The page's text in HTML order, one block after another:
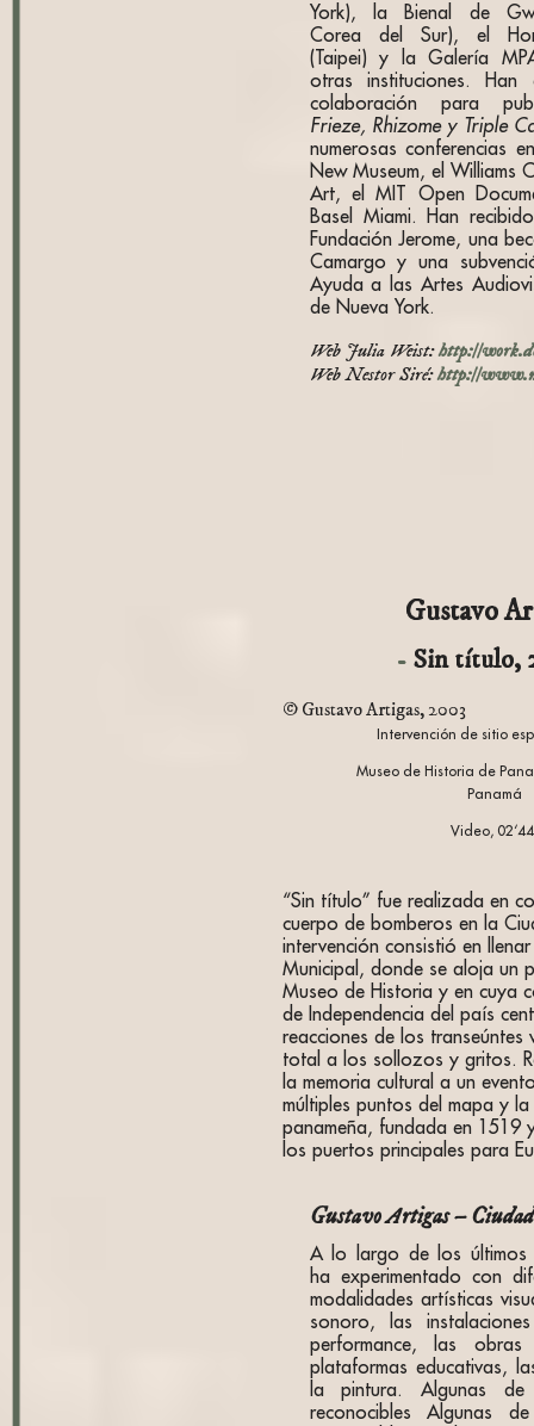
York), la Bienal de
Corea del Sur), el
(Taipei) y la Galería
otras instituciones. Han
colaboración para
Frieze, Rhizome y Triple
numerosas conferencias
New Museum, el Williams
Art, el MIT Open
Basel Miami. Han
Fundación Jerome, una
Camargo y una
Ayuda a las Artes
de Nueva York.
Web Julia Weist:http://
Web Nestor Siré:http://
Gustavo
Sin título,
© Gustavo Artigas, 2003
Intervención de sitio
Museo de Historia de
Panamá
Video,
“Sin título” fue realizada en
cuerpo de bomberos en la
intervención consistió en
Municipal, donde se aloja un
Museo de Historia y en cuya
de Independencia del país
reacciones de los transeúntes
total a los sollozos y gritos.
la memoria cultural a un
múltiples puntos del mapa y
panameña, fundada en 1519
los puertos principales para
Gustavo Artigas – Ciudad
A lo largo de los últimos
ha experimentado con
modalidades artísticas
sonoro, las
performance, las obras
plataformas educativas,
la pintura. Algunas
reconocibles Algunas